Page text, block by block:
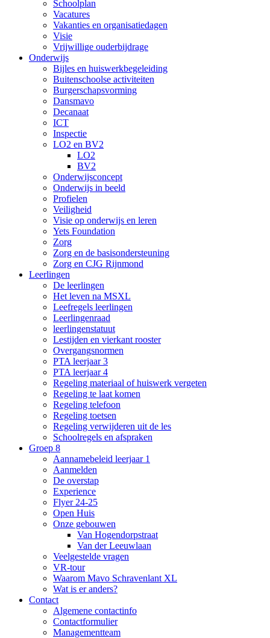
Schoolplan
Vacatures
Vakanties en organisatiedagen
Visie
Vrijwillige ouderbijdrage
Onderwijs
Bijles en huiswerkbegeleiding
Buitenschoolse activiteiten
Burgerschapsvorming
Dansmavo
Decanaat
ICT
Inspectie
LO2 en BV2
LO2
BV2
Onderwijsconcept
Onderwijs in beeld
Profielen
Veiligheid
Visie op onderwijs en leren
Yets Foundation
Zorg
Zorg en de basisondersteuning
Zorg en CJG Rijnmond
Leerlingen
De leerlingen
Het leven na MSXL
Leefregels leerlingen
Leerlingenraad
leerlingenstatuut
Lestijden en vierkant rooster
Overgangsnormen
PTA leerjaar 3
PTA leerjaar 4
Regeling materiaal of huiswerk vergeten
Regeling te laat komen
Regeling telefoon
Regeling toetsen
Regeling verwijderen uit de les
Schoolregels en afspraken
Groep 8
Aannamebeleid leerjaar 1
Aanmelden
De overstap
Experience
Flyer 24-25
Open Huis
Onze gebouwen
Van Hogendorpstraat
Van der Leeuwlaan
Veelgestelde vragen
VR-tour
Waarom Mavo Schravenlant XL
Wat is er anders?
Contact
Algemene contactinfo
Contactformulier
Managementteam